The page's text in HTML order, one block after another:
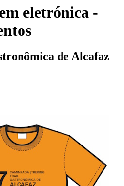
eletrónica -
de Alcafaz